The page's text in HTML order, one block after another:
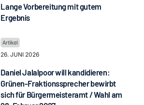
Lange Vorbereitung mit gutem
Ergebnis
26. JUNI 2026
Daniel Jalalpoor will kandidieren:
Grünen-Fraktionssprecher bewirbt
sich für Bürgermeisteramt / Wahl am